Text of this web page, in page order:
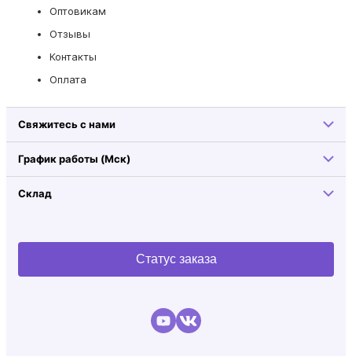
Оптовикам
Отзывы
Контакты
Оплата
Свяжитесь с нами
График работы (Мск)
Склад
Статус заказа